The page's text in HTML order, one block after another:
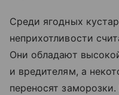
Среди ягодных
неприхотливости
Они обладают
и вредителям, а
переносят